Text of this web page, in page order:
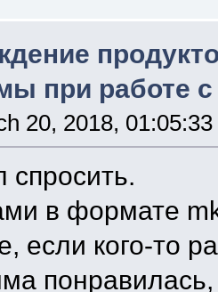
при работе
20, 2018,
спросить.
в формате
если кого-то